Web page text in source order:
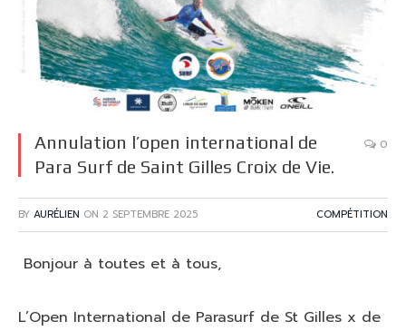
Annulation l’open international de
Para Surf de Saint Gilles Croix de Vie.
0
BY AURÉLIEN ON 2 SEPTEMBRE 2025 COMPÉTITION
Bonjour à toutes et à tous,
L’Open International de Parasurf de St Gilles x de